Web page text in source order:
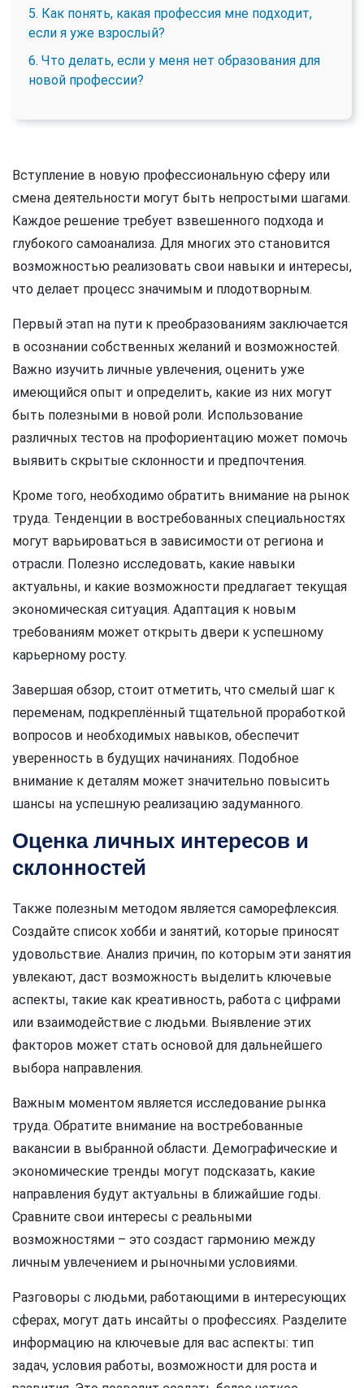
5. Как понять, какая профессия мне подходит,
если я уже взрослый?
6. Что делать, если у меня нет образования для
новой профессии?
Вступление в новую профессиональную сферу или
смена деятельности могут быть непростыми шагами.
Каждое решение требует взвешенного подхода и
глубокого самоанализа. Для многих это становится
возможностью реализовать свои навыки и интересы,
что делает процесс значимым и плодотворным.
Первый этап на пути к преобразованиям заключается
в осознании собственных желаний и возможностей.
Важно изучить личные увлечения, оценить уже
имеющийся опыт и определить, какие из них могут
быть полезными в новой роли. Использование
различных тестов на профориентацию может помочь
выявить скрытые склонности и предпочтения.
Кроме того, необходимо обратить внимание на рынок
труда. Тенденции в востребованных специальностях
могут варьироваться в зависимости от региона и
отрасли. Полезно исследовать, какие навыки
актуальны, и какие возможности предлагает текущая
экономическая ситуация. Адаптация к новым
требованиям может открыть двери к успешному
карьерному росту.
Завершая обзор, стоит отметить, что смелый шаг к
переменам, подкреплённый тщательной проработкой
вопросов и необходимых навыков, обеспечит
уверенность в будущих начинаниях. Подобное
внимание к деталям может значительно повысить
шансы на успешную реализацию задуманного.
Оценка личных интересов и
склонностей
Также полезным методом является саморефлексия.
Создайте список хобби и занятий, которые приносят
удовольствие. Анализ причин, по которым эти занятия
увлекают, даст возможность выделить ключевые
аспекты, такие как креативность, работа с цифрами
или взаимодействие с людьми. Выявление этих
факторов может стать основой для дальнейшего
выбора направления.
Важным моментом является исследование рынка
труда. Обратите внимание на востребованные
вакансии в выбранной области. Демографические и
экономические тренды могут подсказать, какие
направления будут актуальны в ближайшие годы.
Сравните свои интересы с реальными
возможностями – это создаст гармонию между
личным увлечением и рыночными условиями.
Разговоры с людьми, работающими в интересующих
сферах, могут дать инсайты о профессиях. Разделите
информацию на ключевые для вас аспекты: тип
задач, условия работы, возможности для роста и